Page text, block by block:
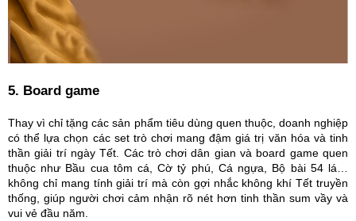
5. Board game
Thay vì chỉ tặng các sản phẩm tiêu dùng quen thuộc, doanh nghiệp
có thể lựa chọn các set trò chơi mang đậm giá trị văn hóa và tinh
thần giải trí ngày Tết. Các trò chơi dân gian và board game quen
thuộc như Bầu cua tôm cá, Cờ tỷ phú, Cá ngựa, Bộ bài 54 lá…
không chỉ mang tính giải trí mà còn gợi nhắc không khí Tết truyền
thống, giúp người chơi cảm nhận rõ nét hơn tinh thần sum vầy và
vui vẻ đầu năm.